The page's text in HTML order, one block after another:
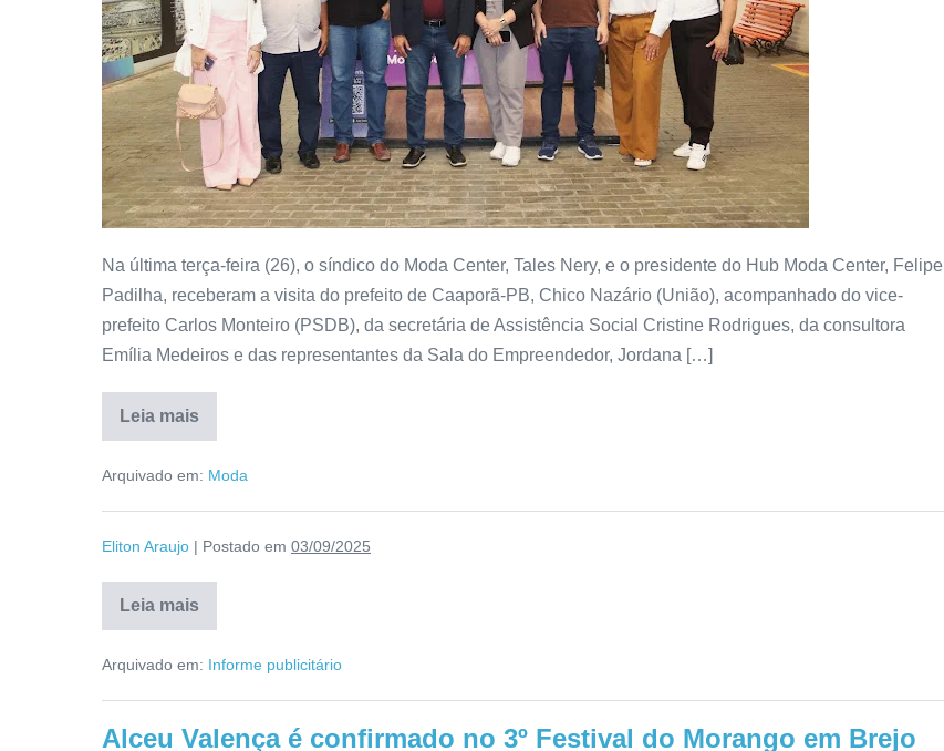
Na última terça-feira (26), o síndico do Moda Center, Tales Nery, e o presidente do Hub Moda Center, Felipe
Padilha, receberam a visita do prefeito de Caaporã-PB, Chico Nazário (União), acompanhado do vice-
prefeito Carlos Monteiro (PSDB), da secretária de Assistência Social Cristine Rodrigues, da consultora
Emília Medeiros e das representantes da Sala do Empreendedor, Jordana […]
Leia mais
Arquivado em: Moda
Eliton Araujo | Postado em 03/09/2025
Leia mais
Arquivado em: Informe publicitário
Alceu Valença é confirmado no 3º Festival do Morango em Brejo